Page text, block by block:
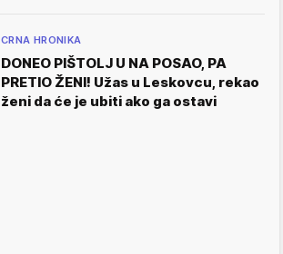
CRNA HRONIKA
DONEO PIŠTOLJ U NA POSAO, PA
PRETIO ŽENI! Užas u Leskovcu, rekao
ženi da će je ubiti ako ga ostavi